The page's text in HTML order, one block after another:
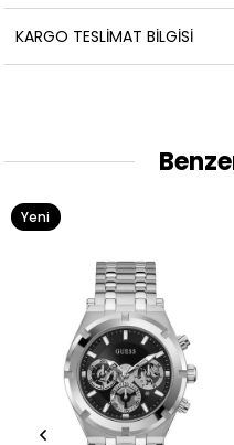
KARGO TESLIMAT BILGISI